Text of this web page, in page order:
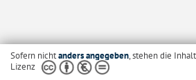
Sofern nichtanders angegeben, stehen die
Lizenz